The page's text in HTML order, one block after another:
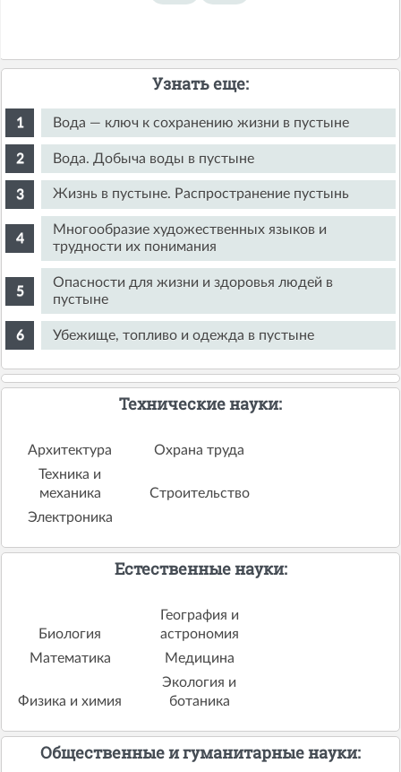
Узнать еще:
Вода — ключ к сохранению жизни в пустыне
Вода. Добыча воды в пустыне
Жизнь в пустыне. Распространение пустынь
Многообразие художественных языков и
трудности их понимания
Опасности для жизни и здоровья людей в
пустыне
Убежище, топливо и одежда в пустыне
Технические науки:
Архитектура
Охрана труда
Техника и
механика
Строительство
Электроника
Естественные науки:
Биология
География и
астрономия
Математика
Медицина
Физика и химия
Экология и
ботаника
Общественные и гуманитарные науки: